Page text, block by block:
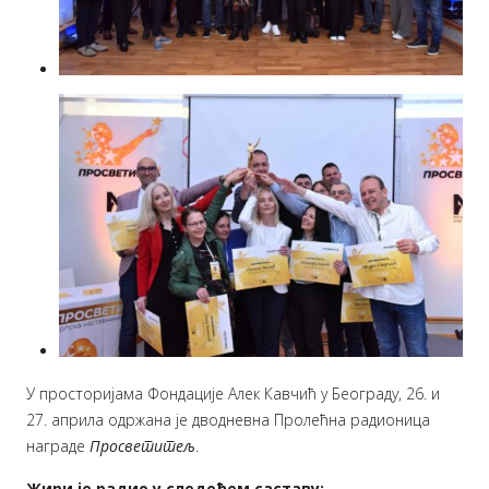
У просторијама Фондације Алек Кавчић у Београду, 26. и
27. априла одржана је дводневна Пролећна радионица
награде Просветитељ